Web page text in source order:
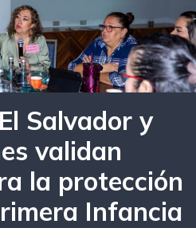
Salvador y
validan
la protección
Infancia